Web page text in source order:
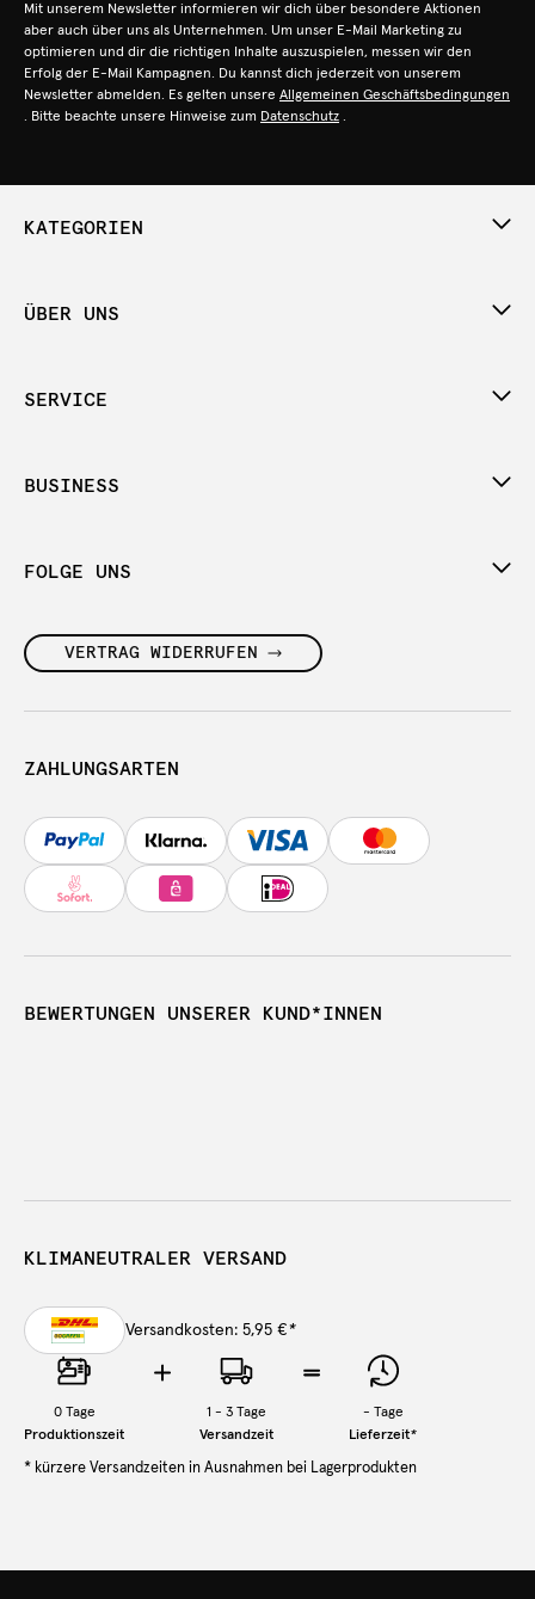
Mit unserem Newsletter informieren wir dich über besondere Aktionen
aber auch über uns als Unternehmen. Um unser E-Mail Marketing zu
optimieren und dir die richtigen Inhalte auszuspielen, messen wir den
Erfolg der E-Mail Kampagnen. Du kannst dich jederzeit von unserem
Newsletter abmelden. Es gelten unsere Allgemeinen Geschäftsbedingungen
. Bitte beachte unsere Hinweise zum Datenschutz .
KATEGORIEN
ÜBER UNS
SERVICE
BUSINESS
FOLGE UNS
VERTRAG WIDERRUFEN
ZAHLUNGSARTEN
BEWERTUNGEN UNSERER KUND*INNEN
KLIMANEUTRALER VERSAND
Versandkosten: 5,95 €*
0Tage
Produktionszeit
1 - 3 Tage
Versandzeit
- Tage
Lieferzeit*
* kürzere Versandzeiten in Ausnahmen bei Lagerprodukten